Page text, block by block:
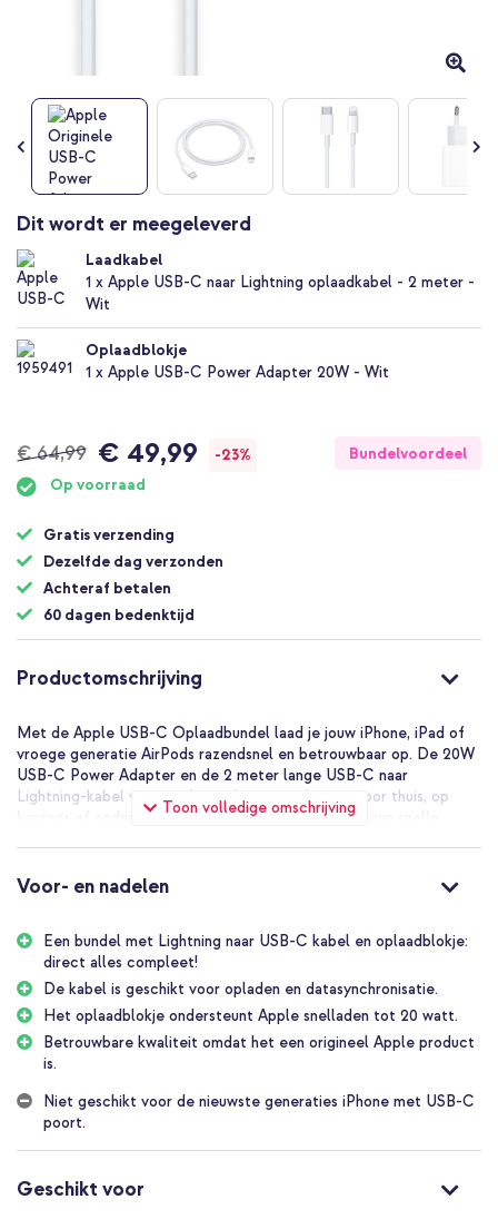
Ga
het
begin
van
de
afbeeldingen-
gallerij
Dit wordt er meegeleverd
Laadkabel
1 x Apple USB-C naar Lightning oplaadkabel - 2 meter -
Wit
Oplaadblokje
1 x Apple USB-C Power Adapter 20W - Wit
Normale
prijs
€ 64,99
Speciale
prijs
€ 49,99 -23%
Bundelvoordeel
Op voorraad
Gratis verzending
Dezelfde dag verzonden
Achteraf betalen
60 dagen bedenktijd
Productomschrijving
Toon volledige omschrijving
Met de Apple USB-C Oplaadbundel laad je jouw iPhone, iPad of
vroege generatie AirPods razendsnel en betrouwbaar op. De 20W
USB-C Power Adapter en de 2 meter lange USB-C naar
Lightning-kabel vormen de perfecte combinatie voor thuis, op
kantoor of onderweg. Sluit aan en profiteer direct van snelle
Dankzij de 20W USB-C Power Adapter laad je je iPhone 8 of
Lightning-aansluiting profiteren van efficiënte laadsnelheden.
Combineer deze bundel met je Apple-device voor een snelle,
stabiele en veilige energievoorziening.
Veelzijdige USB-C naar Lightning-kabel
De kabel is ideaal voor zowel opladen als synchroniseren. Sluit je
iPhone of iPad eenvoudig aan op een Mac of iPad met USB-C
voor snelle dataoverdracht tot 480 Mbps. De kabel is ook
compatibel met sterkere adapters tot 96W, waardoor je nóg
sneller kunt opladen.
Origineel Apple product
optimaal met jouw toestel blijven werken. Dit in tegenstelling tot
Voor- en nadelen
Een bundel met Lightning naar USB-C kabel en oplaadblokje:
direct alles compleet!
De kabel is geschikt voor opladen en datasynchronisatie.
Het oplaadblokje ondersteunt Apple snelladen tot 20 watt.
Betrouwbare kwaliteit omdat het een origineel Apple product
is.
Niet geschikt voor de nieuwste generaties iPhone met USB-C
poort.
Geschikt voor